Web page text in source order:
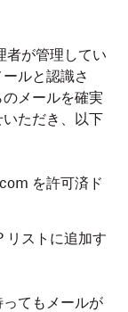
者が管理してい
ルと認識さ
メールを確実
ただき、以下
を許可済ド
リストに追加す
てもメールが